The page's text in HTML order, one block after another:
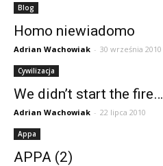
Blog
Homo niewiadomo
Adrian Wachowiak - 30 września 2010
Cywilizacja
We didn’t start the fire…
Adrian Wachowiak - 22 lipca 2010
Appa
APPA (2)